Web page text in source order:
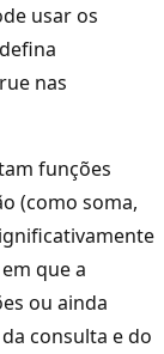
usar os
nas
funções
(como soma,
que a
ou ainda
consulta e do